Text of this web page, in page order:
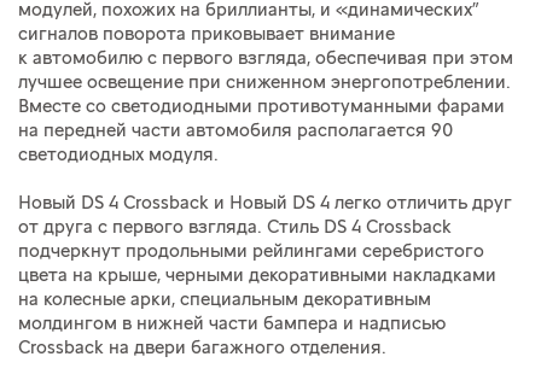
модулей, похожих на бриллианты, и «динамических”
сигналов поворота приковывает внимание
к автомобилю с первого взгляда, обеспечивая при этом
лучшее освещение при сниженном энергопотреблении.
Вместе со светодиодными противотуманными фарами
на передней части автомобиля располагается 90
светодиодных модуля.
Новый DS 4 Crossback и Новый DS 4 легко отличить друг
от друга с первого взгляда. Стиль DS 4 Crossback
подчеркнут продольными рейлингами серебристого
цвета на крыше, черными декоративными накладками
на колесные арки, специальным декоративным
молдингом в нижней части бампера и надписью
Crossback на двери багажного отделения.